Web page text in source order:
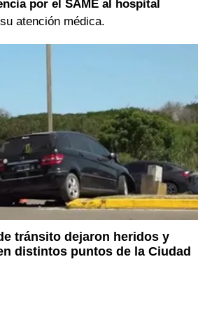
por el SAME al hospital
atención médica.
tránsito dejaron heridos y
distintos puntos de la Ciudad